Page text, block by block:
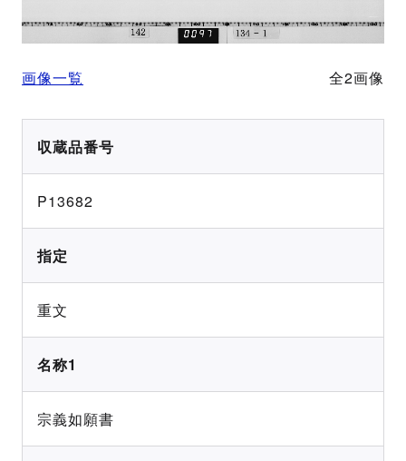
画像一覧 全2画像
収蔵品番号
P13682
指定
重文
名称1
宗義如願書